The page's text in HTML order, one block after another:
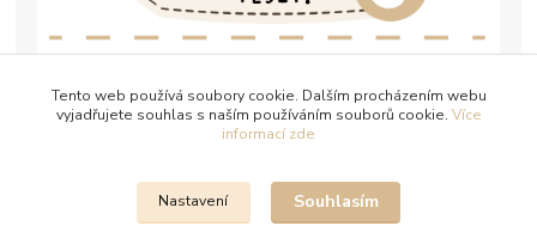
Tento web používá soubory cookie. Dalším procházením webu
vyjadřujete souhlas s naším používáním souborů cookie. Více
informací zde
Nastavení Souhlasím